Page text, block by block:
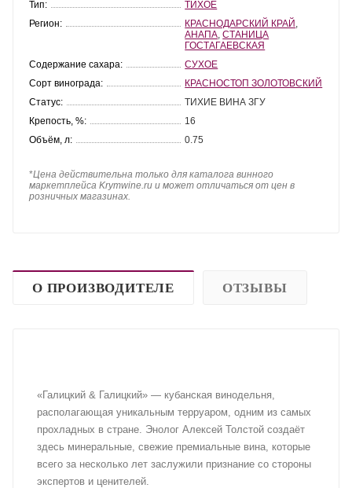
Тип:
ТИХОЕ
Регион:
КРАСНОДАРСКИЙ КРАЙ
АНАПА ,СТАНИЦА
ГОСТАГАЕВСКАЯ
Содержание сахара:
СУХОЕ
Сорт винограда:
КРАСНОСТОП ЗОЛОТОВСКИЙ
Статус:
ТИХИЕ ВИНА ЗГУ
Крепость, %:
16
Объём, л:
0.75
*Цена действительна только для каталога винного
маркетплейса Krymwine.ru и может отличаться от цен в
розничных магазинах.
О ПРОИЗВОДИТЕЛЕ ОТЗЫВЫ
«Галицкий & Галицкий» — кубанская винодельня,
располагающая уникальным терруаром, одним из самых
прохладных в стране. Энолог Алексей Толстой создаёт
здесь минеральные, свежие премиальные вина, которые
всего за несколько лет заслужили признание со стороны
экспертов и ценителей.